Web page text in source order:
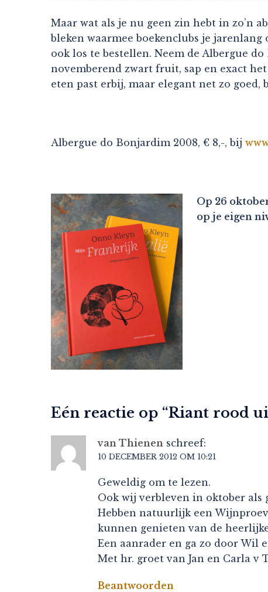
Maar wat als je nu geen zin hebt in zo’n
bleken waarmee boekenclubs je
ook los te bestellen. Neem de Albergue
novemberend zwart fruit, sap en exact
eten past erbij, maar elegant net zo
Albergue do Bonjardim 2008, € 8,-, bij
Op 26
op je eigen
Eén reactie op “Riant rood
van Thienen schreef:
10 DECEMBER 2012 OM 10:21
Geweldig om te lezen.
Ook wij verbleven in oktober als
Hebben natuurlijk een
kunnen genieten van de
Een aanrader en ga zo door Wil
Met hr. groet van Jan en Carla v
Beantwoorden